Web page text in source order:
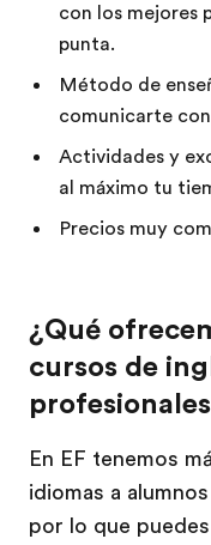
con los mejores
punta.
Método de
comunicarte
Actividades y
al máximo tu
Precios muy
¿Qué
cursos de
En EF tenemos
idiomas a
por lo que